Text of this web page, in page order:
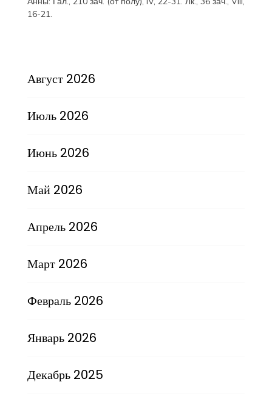
16-21.
Август 2026
Июль 2026
Июнь 2026
Май 2026
Апрель 2026
Март 2026
Февраль 2026
Январь 2026
Декабрь 2025